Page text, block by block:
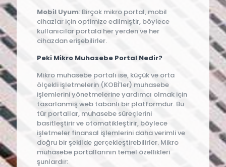
Mobil Uyum: Birçok mikro portal, mobil
cihazlar için optimize edilmiştir, böylece
kullanıcılar portala her yerden ve her
cihazdan erişebilirler.
Peki Mikro Muhasebe Portal Nedir?
Mikro muhasebe portalı ise, küçük ve orta
ölçekli işletmelerin (KOBİ'ler) muhasebe
işlemlerini yönetmelerine yardımcı olmak için
tasarlanmış web tabanlı bir platformdur. Bu
tür portallar, muhasebe süreçlerini
basitleştirir ve otomatikleştirir, böylece
işletmeler finansal işlemlerini daha verimli ve
doğru bir şekilde gerçekleştirebilirler. Mikro
muhasebe portallarının temel özellikleri
şunlardır: